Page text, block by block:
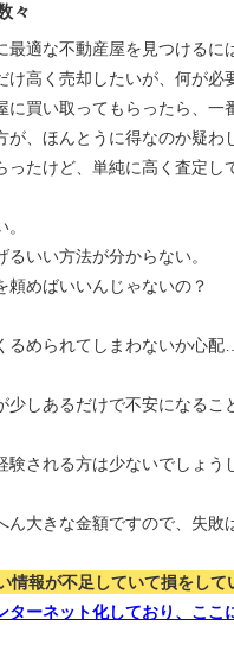
々
適な不動産屋を見つけるに
高く売却したいが、何が必
買い取ってもらったら、一
、ほんとうに得なのか疑わ
たけど、単純に高く査定し
いい方法が分からない。
めばいいんじゃないの？
められてしまわないか心配…
しあるだけで不安になるこ
される方は少ないでしょう
大きな金額ですので、失敗
情報が不足していて損をし
ーネット化しており、こ